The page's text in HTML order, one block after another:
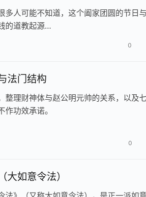
多人可能不知道，这个阖家团圆的节日
的道教起源…
0
法门结构
整理财神体与赵公明元帅的关系，以及
功效承诺。
0
大如意令法）